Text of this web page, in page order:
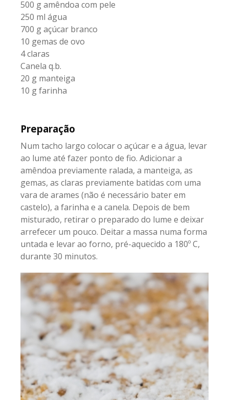
500 g amêndoa com pele
250 ml água
700 g açúcar branco
10 gemas de ovo
4 claras
Canela q.b.
20 g manteiga
10 g farinha
Preparação
Num tacho largo colocar o açúcar e a água, levar
ao lume até fazer ponto de fio. Adicionar a
amêndoa previamente ralada, a manteiga, as
gemas, as claras previamente batidas com uma
vara de arames (não é necessário bater em
castelo), a farinha e a canela. Depois de bem
misturado, retirar o preparado do lume e deixar
arrefecer um pouco. Deitar a massa numa forma
untada e levar ao forno, pré-aquecido a 180º C,
durante 30 minutos.